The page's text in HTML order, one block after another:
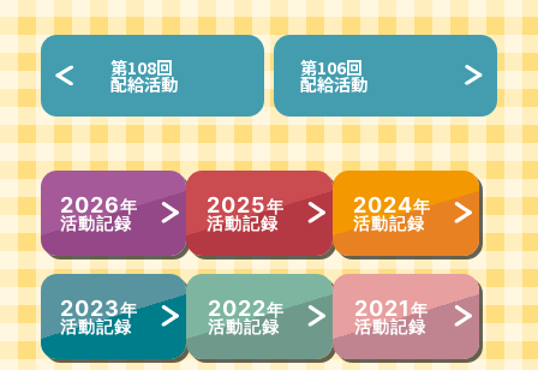
第108回
配給活動
第106回
配給活動
2026年
活動記録
2025年
活動記録
2024年
活動記録
2023年
活動記録
2022年
活動記録
2021年
活動記録